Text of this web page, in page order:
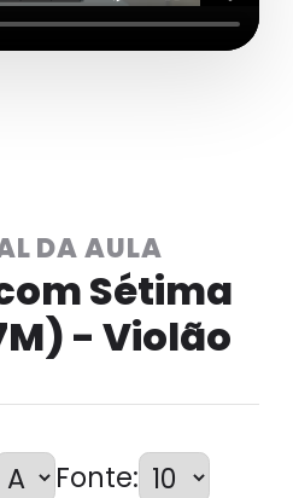
DA AULA
Sétima
- Violão
Fonte: